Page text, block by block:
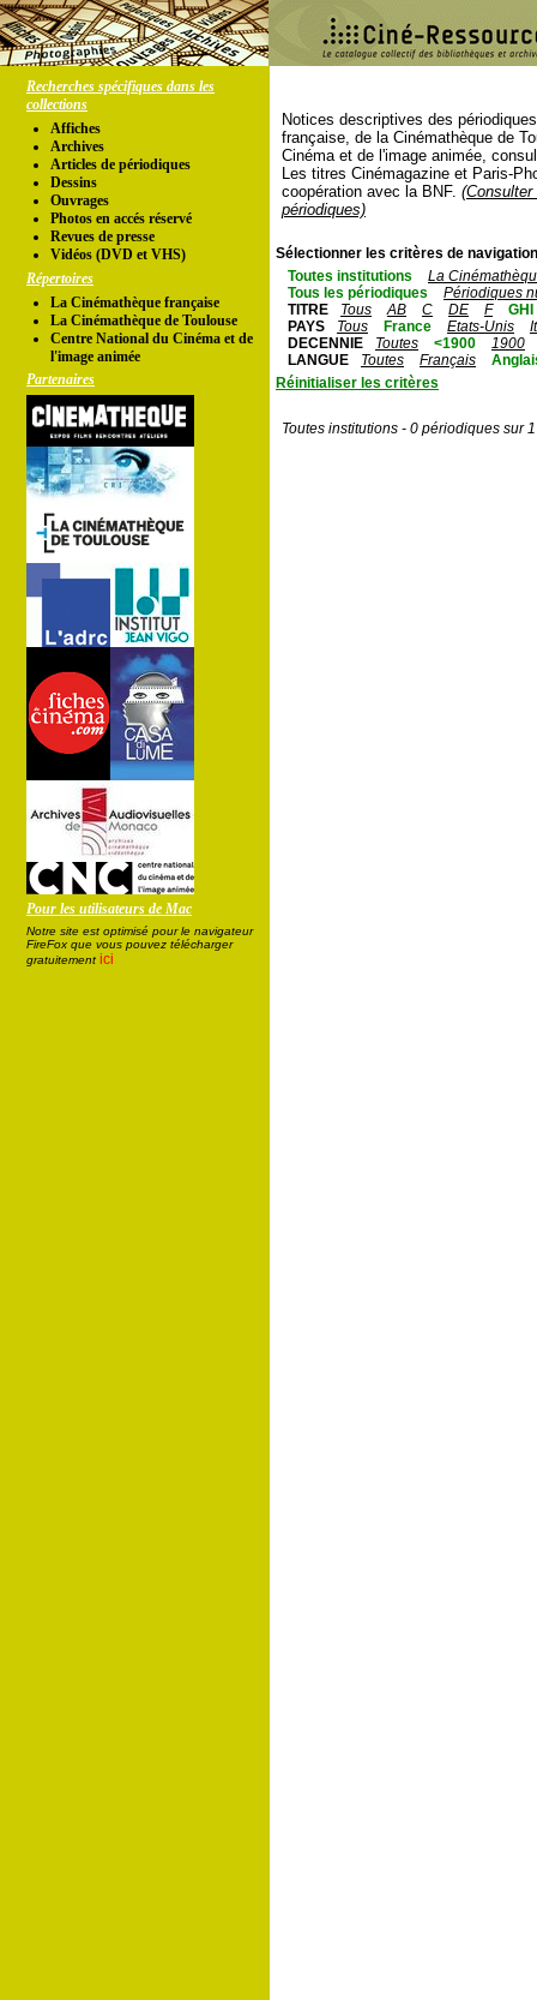
Recherches spécifiques dans les
collections
Affiches
Archives
Articles de périodiques
Dessins
Ouvrages
Photos en accés réservé
Revues de presse
Vidéos (DVD et VHS)
Répertoires
La Cinémathèque française
La Cinémathèque de Toulouse
Centre National du Cinéma et de
l'image animée
Partenaires
Pour les utilisateurs de Mac
Notre site est optimisé pour le navigateur
FireFox que vous pouvez télécharger
gratuitement ici
Notices descriptives des
française, de la Cinémathèque de
Cinéma et de l'image animée,
Les titres Cinémagazine et Paris-
coopération avec la BNF.
périodiques)
Sélectionner les critères de
Toutes institutions
La
Tous les périodiques
Périodiques
TITRE
Tous AB C DE F
GHI
PAYS
Tous France Etats-Unis
DECENNIE
Toutes <1900
1900
LANGUE
Toutes Français
Réinitialiser les critères
Toutes institutions - 0 périodiques sur